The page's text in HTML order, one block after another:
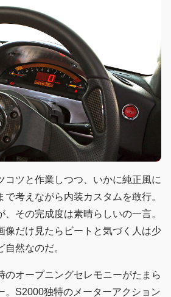
コツと作業しつつ、いかに純正風に
で考えながら内装カスタムを敢行。
その完成度は素晴らしいの一言。
像だけ見たらビートと気づく人は少
然なのだ。
のオープニングセレモニーがたまら
。S2000独特のメーターアクション